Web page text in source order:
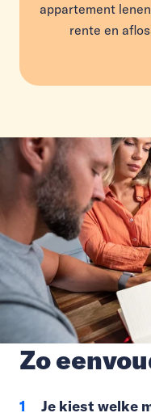
appartement
rente en
Zo
Je kiest welke